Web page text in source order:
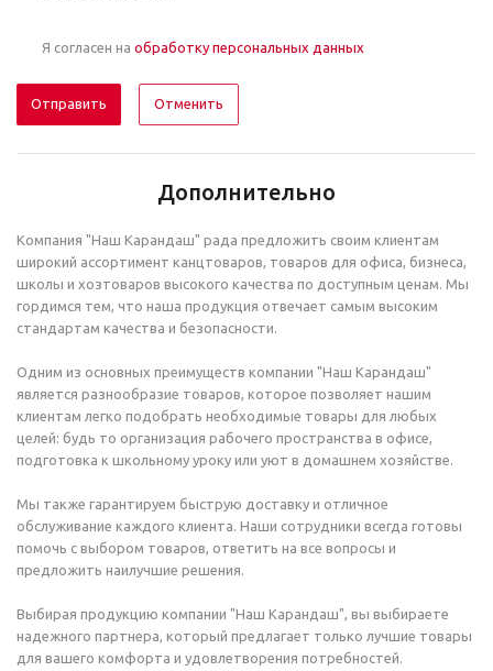
Я согласен на обработку персональных данных
Отменить
Дополнительно
Компания "Наш Карандаш" рада предложить своим клиентам
широкий ассортимент канцтоваров, товаров для офиса, бизнеса,
школы и хозтоваров высокого качества по доступным ценам. Мы
гордимся тем, что наша продукция отвечает самым высоким
стандартам качества и безопасности.
Одним из основных преимуществ компании "Наш Карандаш"
является разнообразие товаров, которое позволяет нашим
клиентам легко подобрать необходимые товары для любых
целей: будь то организация рабочего пространства в офисе,
подготовка к школьному уроку или уют в домашнем хозяйстве.
Мы также гарантируем быструю доставку и отличное
обслуживание каждого клиента. Наши сотрудники всегда готовы
помочь с выбором товаров, ответить на все вопросы и
предложить наилучшие решения.
Выбирая продукцию компании "Наш Карандаш", вы выбираете
надежного партнера, который предлагает только лучшие товары
для вашего комфорта и удовлетворения потребностей.